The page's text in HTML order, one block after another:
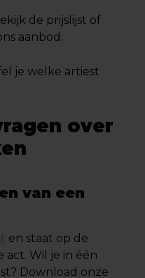
de prijslijst of
aanbod.
je welke artiest
over
van een
en staat op de
act. Wil je in één
Download onze